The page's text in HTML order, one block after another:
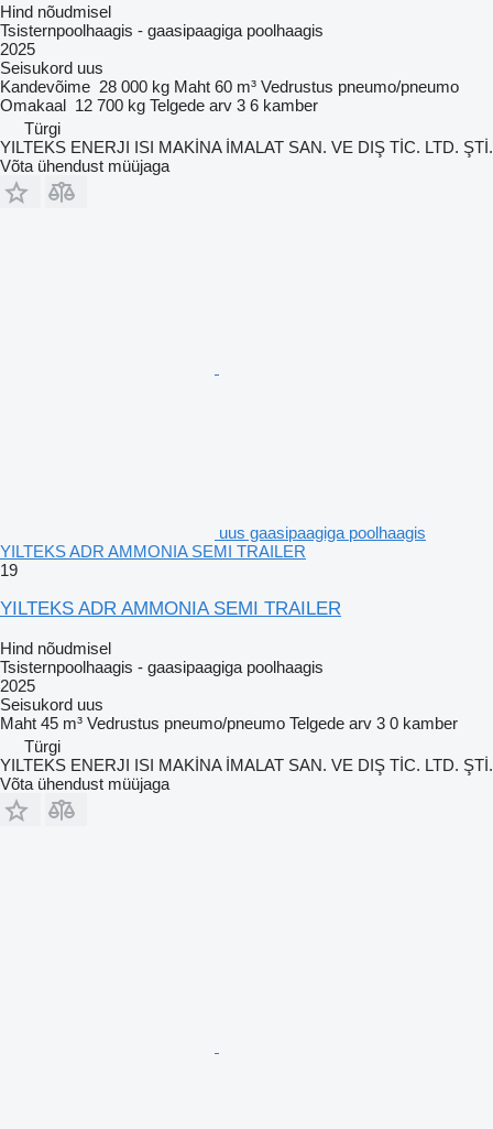
Hind nõudmisel
Tsisternpoolhaagis - gaasipaagiga poolhaagis
2025
Seisukord uus
Kandevõime 28 000 kg Maht 60 m³ Vedrustus pneumo/pneumo
Omakaal 12 700 kg Telgede arv 3 6 kamber
Türgi
YILTEKS ENERJI ISI MAKİNA İMALAT SAN. VE DIŞ TİC. LTD. ŞTİ.
Võta ühendust müüjaga
uus gaasipaagiga poolhaagis
YILTEKS ADR AMMONIA SEMI TRAILER
19
YILTEKS ADR AMMONIA SEMI TRAILER
Hind nõudmisel
Tsisternpoolhaagis - gaasipaagiga poolhaagis
2025
Seisukord uus
Maht 45 m³ Vedrustus pneumo/pneumo Telgede arv 3 0 kamber
Türgi
YILTEKS ENERJI ISI MAKİNA İMALAT SAN. VE DIŞ TİC. LTD. ŞTİ.
Võta ühendust müüjaga